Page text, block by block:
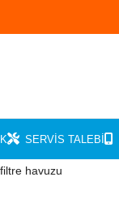
SERVIS TALEBI
havuzu